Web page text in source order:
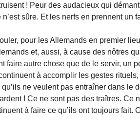
! Peur des audacieux qui
sûre. Et les nerfs en prennent un
pour les Allemands en premier
et, aussi, à cause des nôtres
faire autre chose que de le servir, un
à accomplir les gestes
ne veulent pas entraîner dans le
! Ce ne sont pas des traîtres. Ce
à faire ce qu’ils ont toujours fait.